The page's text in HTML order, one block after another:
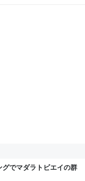
でマダラトビエイの群